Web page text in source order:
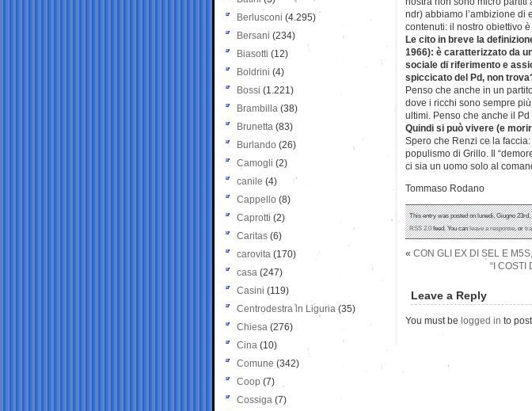
ndr) abbiamo l’ambizione di
contenuti: il nostro obiettivo
Le cito in breve la
1966): è caratterizzato da
sociale di riferimento e
spiccicato del Pd, non
Penso che anche in un
dove i ricchi sono sempre
ultimi. Penso che anche il
Quindi si può vivere (e
Spero che Renzi ce la
populismo di Grillo. Il
ci sia un uomo solo al
Tommaso Rodano
This entry was posted on lunedì, Giugno
RSS 2.0feed. You canleave a response, or
« CON GLI EX DI SEL E
“I COSTI
Leave a Reply
You must be logged in to
Berlusconi (4.295)
Bersani (234)
Biasotti (12)
Boldrini (4)
Bossi (1.221)
Brambilla (38)
Brunetta (83)
Burlando (26)
Camogli (2)
canile (4)
Cappello (8)
Caprotti (2)
Caritas (6)
carovita (170)
casa (247)
Casini (119)
Centrodestra in Liguria (35)
Chiesa (276)
Cina (10)
Comune (342)
Coop (7)
Cossiga (7)